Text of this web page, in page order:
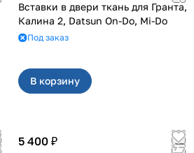
Вставки в двери ткань для Гранта,
Калина 2, Datsun On-Do, Mi-Do
Под заказ
В корзину
5 400 ₽